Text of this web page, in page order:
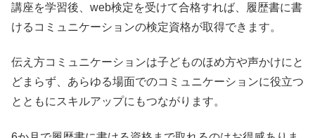
講座を学習後、web検定を受けて合格すれば、履歴書に書
けるコミュニケーションの検定資格が取得できます。
伝え方コミュニケーションは子どものほめ方や声かけにと
どまらず、あらゆる場面でのコミュニケーションに役立つ
とともにスキルアップにもつながります。